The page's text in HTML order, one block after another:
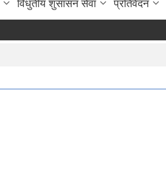
विधुतीय शुसासन सेवा प्रतिवेदन